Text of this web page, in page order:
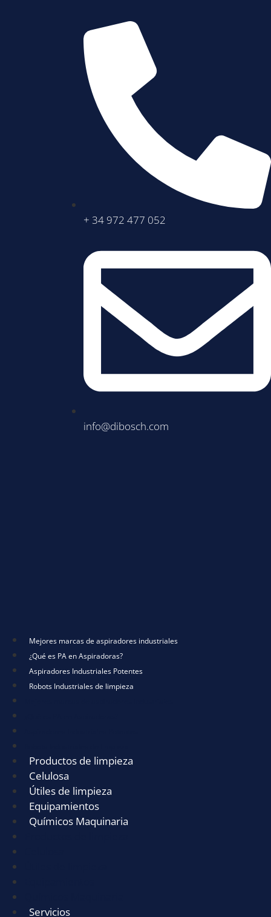
+ 34 972 477 052
info@dibosch.com
Mejores marcas de aspiradores industriales
¿Qué es PA en Aspiradoras?
Aspiradores Industriales Potentes
Robots Industriales de limpieza
Productos de limpieza
Celulosa
Útiles de limpieza
Equipamientos
Químicos Maquinaria
Servicios